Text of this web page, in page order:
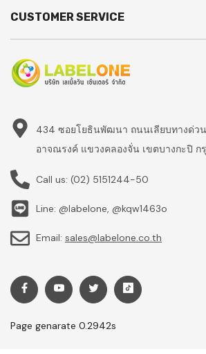
CUSTOMER SERVICE
434 ซอยโยธินพัฒนา ถนนเลียบทางด่ว
อาจณรงค์ แขวงคลองจั่น เขตบางกะปิ ก
Call us: (02) 5151244-50
Line: @labelone, @kqw1463o
Email: sales@labelone.co.th
Page genarate 0.2942s